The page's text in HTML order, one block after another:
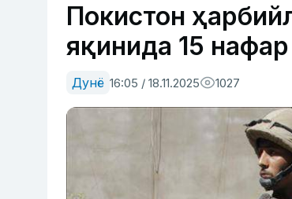
Покистон
яқинида 15
Дунё 16:05 / 18.11.2025 1027